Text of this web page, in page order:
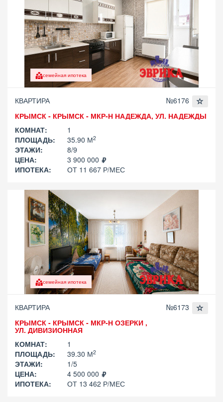
семейная ипотека
КВАРТИРА
№6176
КРЫМСК - КРЫМСК - МКР-Н НАДЕЖДА, УЛ. НАДЕЖДЫ
КОМНАТ:
1
ПЛОЩАДЬ:
35.90 М2
ЭТАЖИ:
8/9
ЦЕНА:
3 900 000
ИПОТЕКА:
ОТ 11 667 Р/МЕС
семейная ипотека
КВАРТИРА
№6173
КРЫМСК - КРЫМСК - МКР-Н ОЗЕРКИ ,
УЛ. ДИВИЗИОННАЯ
КОМНАТ:
1
ПЛОЩАДЬ:
39.30 М2
ЭТАЖИ:
1/5
ЦЕНА:
4 500 000
ИПОТЕКА:
ОТ 13 462 Р/МЕС